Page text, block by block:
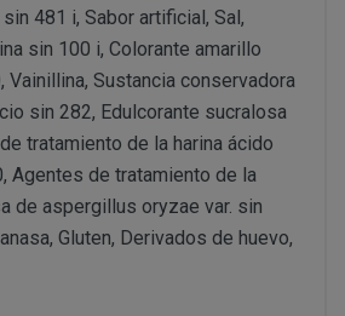
481 i, Sabor artificial, Sal,
sin 100 i, Colorante amarillo
Sustancia conservadora
sin 282, Edulcorante sucralosa
tratamiento de la harina ácido
Agentes de tratamiento de la
de aspergillus oryzae var. sin
Gluten, Derivados de huevo,
delictivos, violentos,
en general, contrarios a la ley o al
red virus informáticos o realizar
errores o daños en los
o de terceras personas;
sus servicios mediante el consumo
presta sus servicios.
a las cuentas de correo electrónico
de PERUSTOCKS o de
de todas las condiciones
Y SUSTITUCIONES
pretende garantizar la disponibilidad
No obstante, en el